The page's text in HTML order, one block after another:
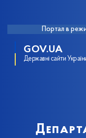
Портал в
GOV.UA
Державні сайти